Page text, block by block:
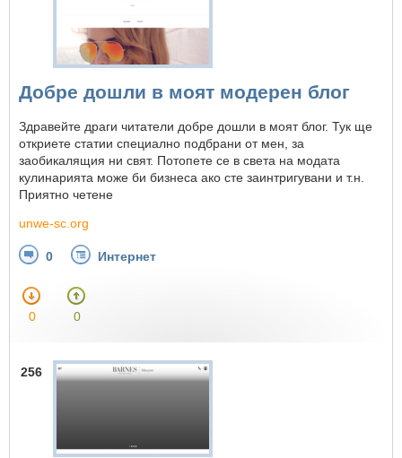
Добре дошли в моят модерен блог
Здравейте драги читатели добре дошли в моят блог. Тук ще
откриете статии специално подбрани от мен, за
заобикалящия ни свят. Потопете се в света на модата
кулинарията може би бизнеса ако сте заинтригувани и т.н.
Приятно четене
unwe-sc.org
0 Интернет
0 0
256